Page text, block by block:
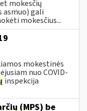
mokesčių
gali
mokesčius...
mokestinės
nuo COVID-
inspekcija
(MPS) be